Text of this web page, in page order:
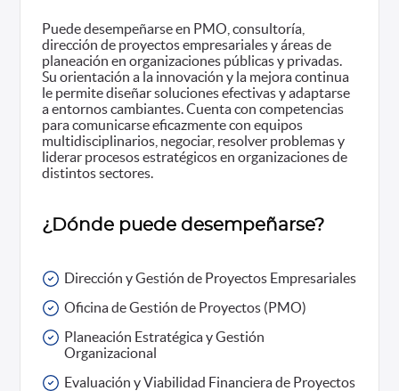
Puede desempeñarse en PMO, consultoría,
dirección de proyectos empresariales y áreas de
planeación en organizaciones públicas y privadas.
Su orientación a la innovación y la mejora continua
le permite diseñar soluciones efectivas y adaptarse
a entornos cambiantes. Cuenta con competencias
para comunicarse eficazmente con equipos
multidisciplinarios, negociar, resolver problemas y
liderar procesos estratégicos en organizaciones de
distintos sectores.
¿Dónde puede desempeñarse?
Dirección y Gestión de Proyectos Empresariales
Oficina de Gestión de Proyectos (PMO)
Planeación Estratégica y Gestión
Organizacional
Evaluación y Viabilidad Financiera de Proyectos